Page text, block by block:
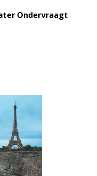
Ondervraagt